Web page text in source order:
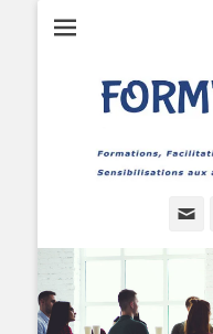
Formations,